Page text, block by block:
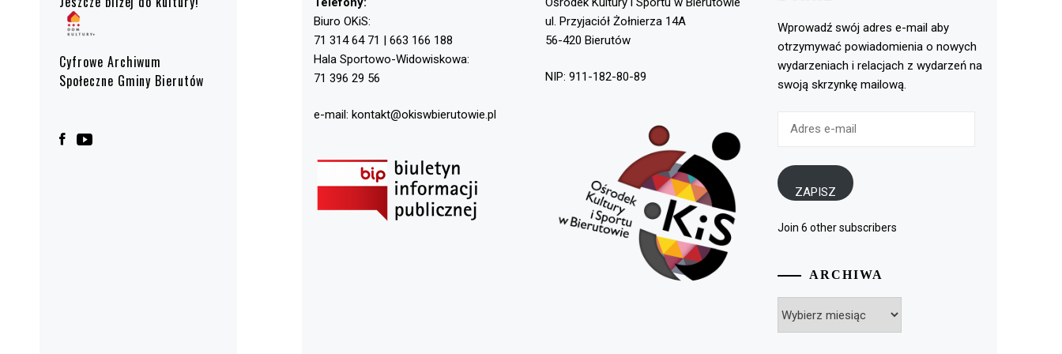
Cyfrowe Archiwum
Społeczne Gminy Bierutów
Biuro OKiS:
71 314 64 71 | 663 166 188
Hala Sportowo-Widowiskowa:
71 396 29 56
e-mail: kontakt@okiswbierutowie.pl
ul. Przyjaciół Żołnierza 14A
56-420 Bierutów
NIP: 911-182-80-89
Wprowadź swój adres e-mail aby
otrzymywać powiadomienia o nowych
wydarzeniach i relacjach z wydarzeń na
swoją skrzynkę mailową.
ZAPISZ
Join 6 other subscribers
ARCHIWA